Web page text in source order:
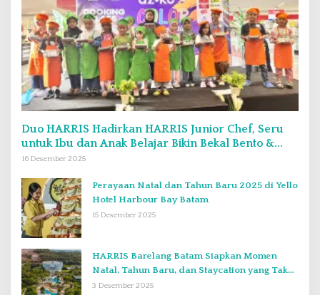
Duo HARRIS Hadirkan HARRIS Junior Chef, Seru
untuk Ibu dan Anak Belajar Bikin Bekal Bento &
Kimbab
16 Desember 2025
Perayaan Natal dan Tahun Baru 2025 di Yello
Hotel Harbour Bay Batam
15 Desember 2025
HARRIS Barelang Batam Siapkan Momen
Natal, Tahun Baru, dan Staycation yang Tak
Terlupakan di Desember 2025
3 Desember 2025